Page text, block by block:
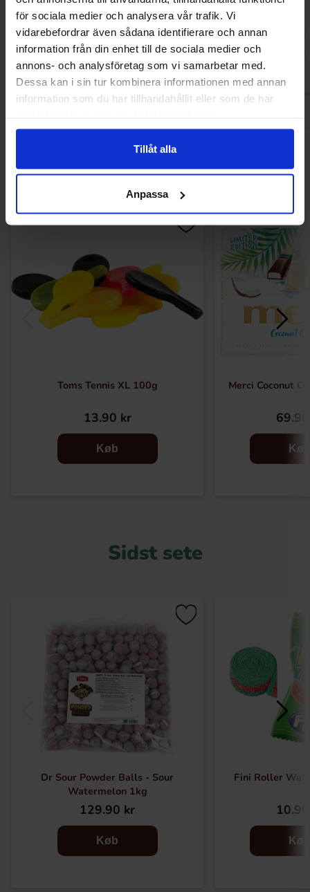
för sociala medier och analysera vår trafik. Vi
vidarebefordrar även sådana identifierare och annan
information från din enhet till de sociala medier och
annons- och analysföretag som vi samarbetar med.
Dessa kan i sin tur kombinera informationen med annan
information som du har tillhandahållit eller som de har
Tillåt alla
Anpassa
6.90 kr
Køb
Andre kunne lide
Toms Tennis XL 100g
13.90 kr
Køb
Merci Coconut
Køb
Sidst sete
Dr Sour Powder Balls - Sour
Watermelon 1kg
129.90 kr
Køb
Fini Roller
Køb